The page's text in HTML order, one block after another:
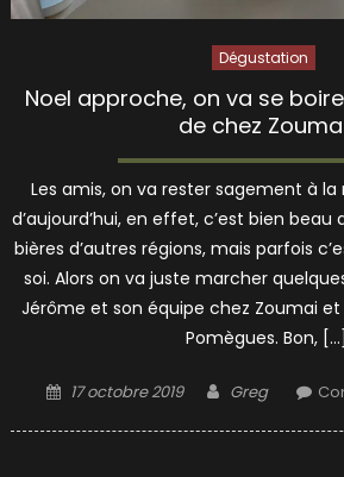
Dégustation
Noel approche, on va se
de chez
Les amis, on va rester sagement à
d’aujourd’hui, en effet, c’est bien beau
bières d’autres régions, mais parfois
soi. Alors on va juste marcher
Jérôme et son équipe chez Zoumai
Pomègues. Bon, […]
Posted
17 octobre 2019 Author
Greg